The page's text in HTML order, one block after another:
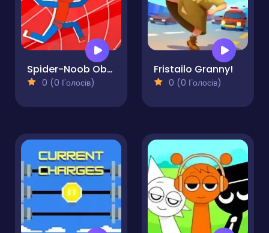
Spider-Noob Obstacle Course
0 (0 Голосів)
Fristailo Granny!
0 (0 Голосів)